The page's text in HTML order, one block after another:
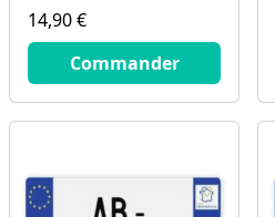
14,90 €
14.9
€Commander